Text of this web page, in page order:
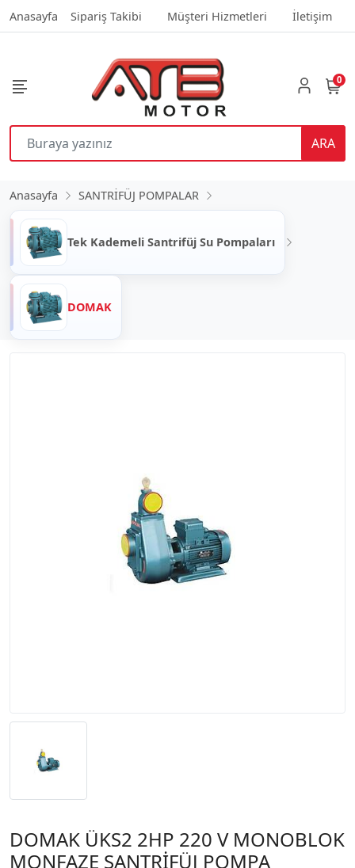
Anasayfa Sipariş Takibi Müşteri Hizmetleri İletişim
ARA
0
Anasayfa SANTRİFÜJ POMPALAR
Tek Kademeli Santrifüj Su Pompaları
DOMAK
DOMAK ÜKS2 2HP 220 V MONOBLOK
MONFAZE SANTRİFÜJ POMPA